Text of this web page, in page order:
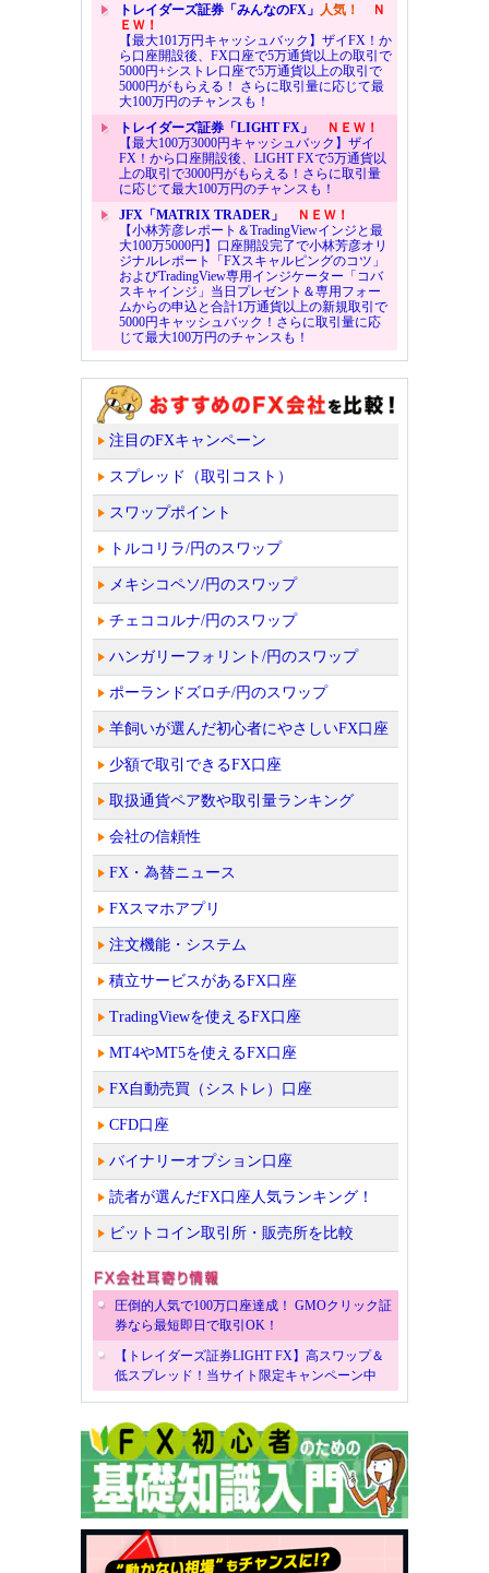
トレイダーズ証券「みんなのFX」 人気！
Ｎ
ＥＷ！
【最大101万円キャッシュバック】ザイFX！か
ら口座開設後、FX口座で5万通貨以上の取引で
5000円+シストレ口座で5万通貨以上の取引で
5000円がもらえる！ さらに取引量に応じて最
大100万円のチャンスも！
トレイダーズ証券「LIGHT FX」
ＮＥＷ！
【最大100万3000円キャッシュバック】ザイ
FX！から口座開設後、LIGHT FXで5万通貨以
上の取引で3000円がもらえる！さらに取引量
に応じて最大100万円のチャンスも！
JFX「MATRIX TRADER」
ＮＥＷ！
【小林芳彦レポート＆TradingViewインジと最
大100万5000円】口座開設完了で小林芳彦オリ
ジナルレポート「FXスキャルピングのコツ」
およびTradingView専用インジケーター「コバ
スキャインジ」当日プレゼント＆専用フォー
ムからの申込と合計1万通貨以上の新規取引で
5000円キャッシュバック！さらに取引量に応
じて最大100万円のチャンスも！
注目のFXキャンペーン
スプレッド（取引コスト）
スワップポイント
トルコリラ/円のスワップ
メキシコペソ/円のスワップ
チェココルナ/円のスワップ
ハンガリーフォリント/円のスワップ
ポーランドズロチ/円のスワップ
羊飼いが選んだ初心者にやさしいFX口座
少額で取引できるFX口座
取扱通貨ペア数や取引量ランキング
会社の信頼性
FX・為替ニュース
FXスマホアプリ
注文機能・システム
積立サービスがあるFX口座
TradingViewを使えるFX口座
MT4やMT5を使えるFX口座
FX自動売買（シストレ）口座
CFD口座
バイナリーオプション口座
読者が選んだFX口座人気ランキング！
ビットコイン取引所・販売所を比較
圧倒的人気で100万口座達成！ GMOクリック証
券なら最短即日で取引OK！
【トレイダーズ証券LIGHT FX】高スワップ＆
低スプレッド！当サイト限定キャンペーン中